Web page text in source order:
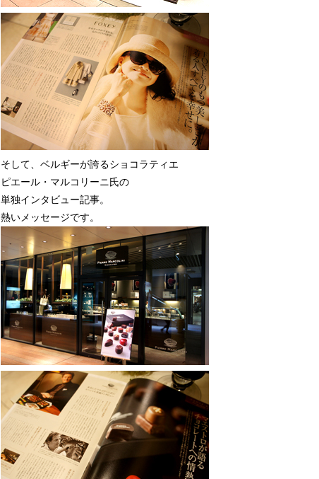
そして、ベルギーが誇るショコラティエ
ピエール・マルコリーニ氏の
単独インタビュー記事。
熱いメッセージです。